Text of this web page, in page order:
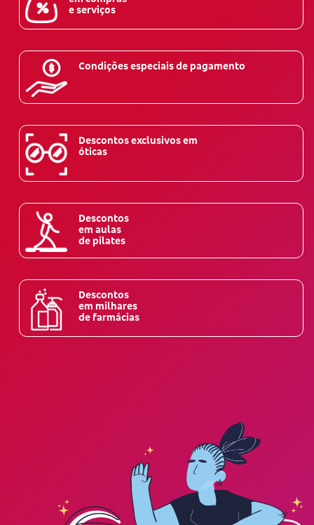
e serviços
Condições especiais de pagamento
Descontos exclusivos em
óticas
Descontos
em aulas
de pilates
Descontos
em milhares
de farmácias